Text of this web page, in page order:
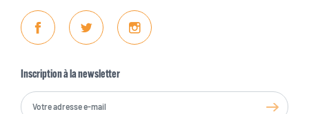
FacebookTwitter Instagram
Inscription à la newsletter